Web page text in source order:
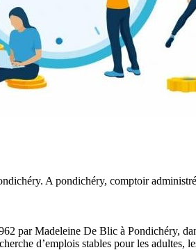
A pondichéry, comptoir
par Madeleine De Blic à Pondichéry,
d’emplois stables pour les